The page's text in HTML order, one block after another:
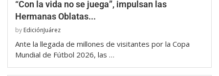
“Con la vida no se juega”, impulsan las
Hermanas Oblatas...
by EdiciónJuárez
Ante la llegada de millones de visitantes por la Copa
Mundial de Fútbol 2026, las …